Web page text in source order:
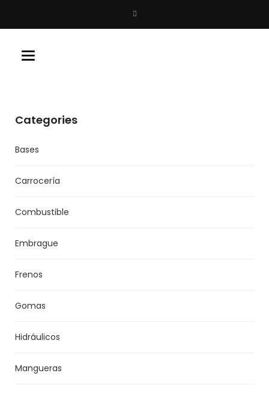
Toggle
Categories
Bases
Carrocería
Combustible
Embrague
Frenos
Gomas
Hidráulicos
Mangueras